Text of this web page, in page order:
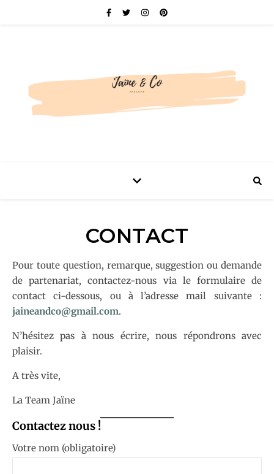
CONTACT
Pour toute question, remarque, suggestion ou demande
de partenariat, contactez-nous via le formulaire de
contact ci-dessous, ou à l’adresse mail suivante :
jaineandco@gmail.com.
N’hésitez pas à nous écrire, nous répondrons avec
plaisir.
A très vite,
La Team Jaïne
Contactez nous !
Votre nom (obligatoire)